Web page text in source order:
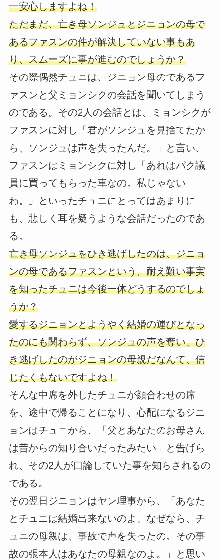
一安心しますよね！
ただまだ、亡き母ソンジュとジニョンの母で
あるファスンの件が解決していない事もあ
り、スムーズに事が進むのでしょうか？
その際偶然チュニは、ジニョン母のであるフ
ァスンと父ミョンシクの会話を聞いてしまう
のである。その2人の会話とは、ミョンシクが
ファスンに対し「君がソンジュを見捨てたか
ら、ソンジュは声を失ったんだ。」と言い、
ファスンはミョンシクに対し「あれはパク議
員に買ってもらった車なの。私じゃない
わ。」といったチュニにとってはあまりに
も、悲しく耳を疑うような会話だったのであ
る。
亡き母ソンジュをひき逃げしたのは、ジニョ
ンの母であるファスンという、耐え難い事実
を知ったチュニは今後一体どうするのでしょ
うか？
愛するジニョンとようやく結婚の運びとなっ
たのにも関わらず、ソンジュの声を奪い、ひ
き逃げしたのがジニョンの母親だなんて、信
じたくもないですよね！
そんな中席を外したチュニが顔合わせの席
を、途中で帰ることになり、心配になるジニ
ョンはチュニから、「父とあなたのお母さん
は昔からの知り合いだったみたい」と告げら
れ、その2人が口論していた事を知らされるの
である。
その翌日ジニョンはヤン理事から、「あなた
とチュニは結婚出来ないのよ。なぜなら、チ
ュニの母親は、事故で声を失ったの。その事
故の張本人はあなたの母親なのよ。」と思い